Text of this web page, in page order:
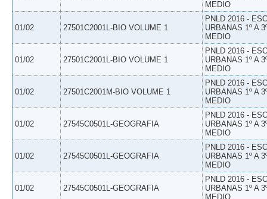
MEDIO
01/02 27501C2001L-BIO VOLUME 1
PNLD 2016 -
URBANAS 1º A
MEDIO
01/02 27501C2001L-BIO VOLUME 1
PNLD 2016 -
URBANAS 1º A
MEDIO
01/02 27501C2001M-BIO VOLUME 1
PNLD 2016 -
URBANAS 1º A
MEDIO
01/02 27545C0501L-GEOGRAFIA
PNLD 2016 -
URBANAS 1º A
MEDIO
01/02 27545C0501L-GEOGRAFIA
PNLD 2016 -
URBANAS 1º A
MEDIO
01/02 27545C0501L-GEOGRAFIA
PNLD 2016 -
URBANAS 1º A
MEDIO